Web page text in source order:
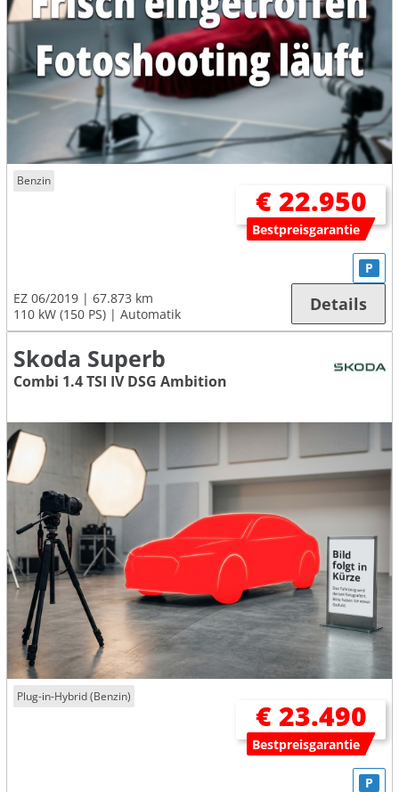
Benzin
€ 22.950
Bestpreisgarantie
EZ 06/2019
67.873 km
110 kW (150 PS)
Automatik
P
Details
Skoda Superb
Combi 1.4 TSI IV DSG Ambition
Plug-in-Hybrid (Benzin)
€ 23.490
Bestpreisgarantie
P